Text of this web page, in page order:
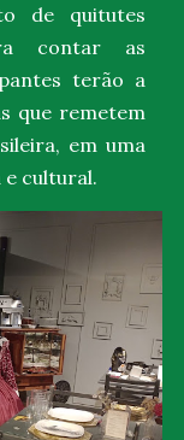
de quitutes
contar as
terão a
que remetem
em uma
cultural.